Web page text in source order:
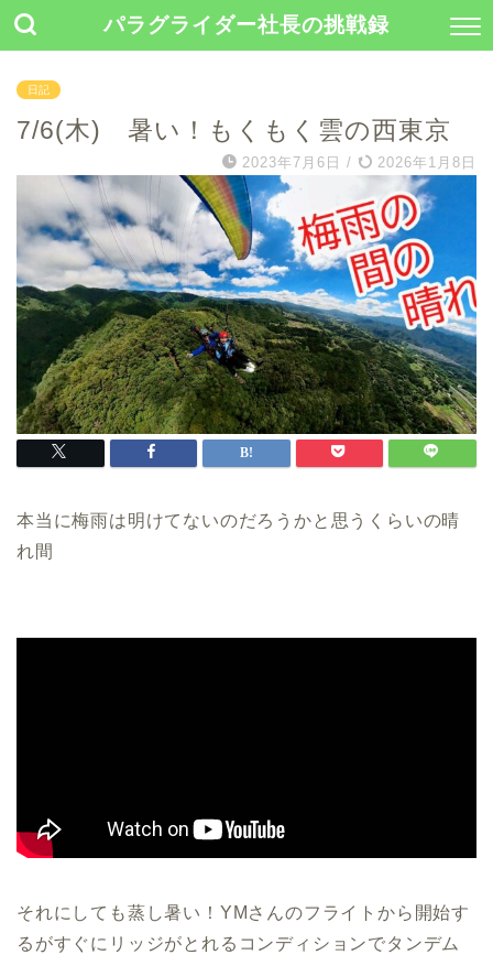
パラグライダー社長の挑戦録
日記
7/6(木) 暑い！もくもく雲の西東京
2023年7月6日 / 2026年1月8日
本当に梅雨は明けてないのだろうかと思うくらいの晴
れ間
それにしても蒸し暑い！YMさんのフライトから開始す
るがすぐにリッジがとれるコンディションでタンデム